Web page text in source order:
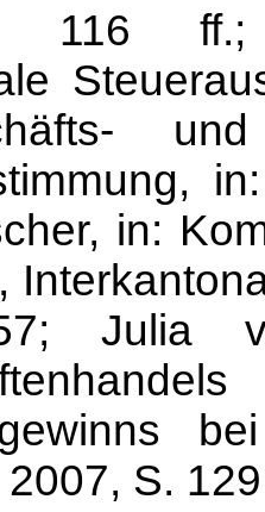
ff.;
in:
Julia
S.